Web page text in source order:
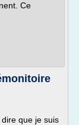
Ce
que je suis